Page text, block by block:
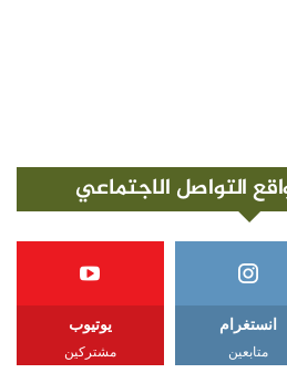
التواصل الاجتماعي
انستغرام
متابعين
يوتيوب
مشتركين